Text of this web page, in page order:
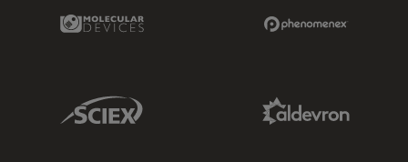
Molecular Devices Link
Sciex Link